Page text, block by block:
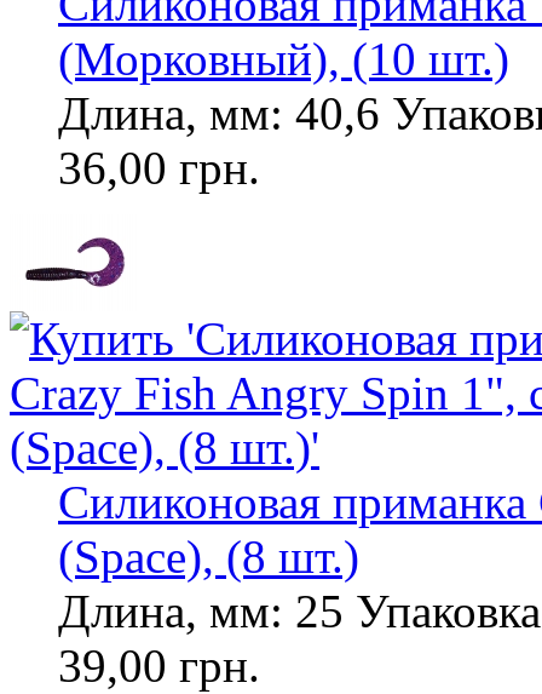
(Морковный), (10 шт.)
Длина, мм: 40,6
36,00 грн.
Силиконовая
(Space), (8 шт.)
Длина, мм: 25
39,00 грн.